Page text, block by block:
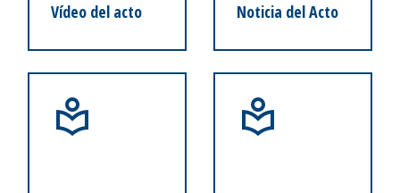
Vídeo del acto Noticia del Acto